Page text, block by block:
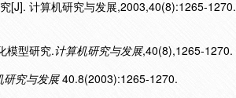
[J]. 计算机研究与发展,2003,40(8):1265-1270.
模型研究.计算机研究与发展,40(8),1265-1270.
研究与发展40.8(2003):1265-1270.